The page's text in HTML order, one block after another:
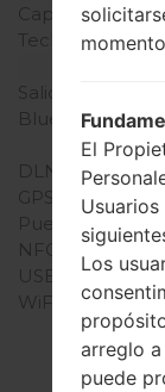
Capacidad de
Teclado físico
Salida de audio
Bluetooth
DLNA
GPS
Puerto infrarrojo
NFC
USB
WiFi
El
Los
arreglo
puede